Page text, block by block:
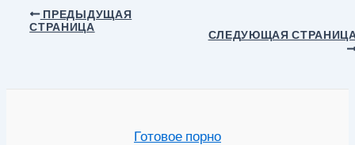
Навигация
ПРЕДЫДУЩАЯ
СТРАНИЦА
СЛЕДУЮЩАЯ
Готовое порно